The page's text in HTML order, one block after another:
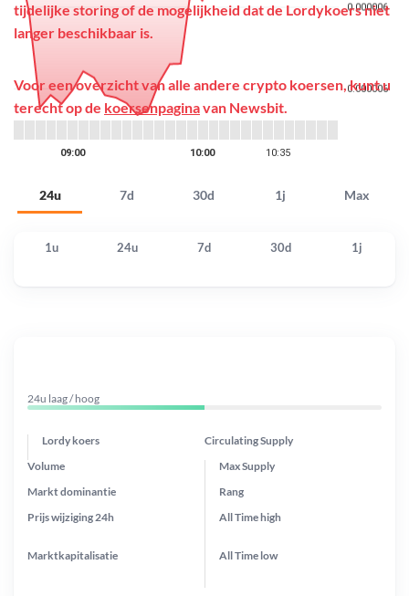
24u 7d 30d 1j Max
tijdelijke storing of de mogelijkheid dat de Lordykoers niet
langer beschikbaar is.
Voor een overzicht van alle andere crypto koersen, kunt u
terecht op de koersenpaginavan Newsbit.
1u 24u 7d 30d 1j
24u laag / hoog
Lordy koers Circulating Supply
Prijs wijziging 24h
Max Supply
Markt dominantie
Marktkapitalisatie
Volume
Rang
All Timehigh
All Time low